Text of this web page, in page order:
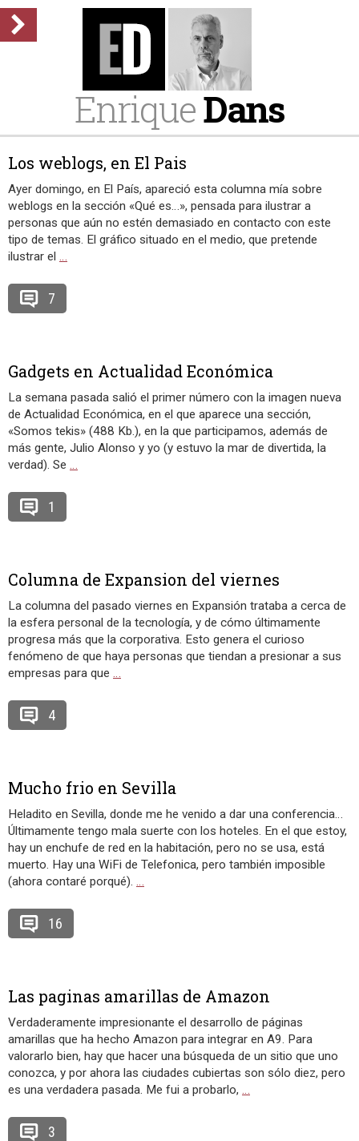
EnriqueDans
Los weblogs, en El Pais
Ayer domingo, en El País, apareció esta columna mía sobre
weblogs en la sección «Qué es…», pensada para ilustrar a
personas que aún no estén demasiado en contacto con este
tipo de temas. El gráfico situado en el medio, que pretende
ilustrar el …
7
Gadgets en Actualidad Económica
La semana pasada salió el primer número con la imagen nueva
de Actualidad Económica, en el que aparece una sección,
«Somos tekis» (488 Kb.), en la que participamos, además de
más gente, Julio Alonso y yo (y estuvo la mar de divertida, la
verdad). Se …
1
Columna de Expansion del viernes
La columna del pasado viernes en Expansión trataba a cerca de
la esfera personal de la tecnología, y de cómo últimamente
progresa más que la corporativa. Esto genera el curioso
fenómeno de que haya personas que tiendan a presionar a sus
empresas para que …
4
Mucho frio en Sevilla
Heladito en Sevilla, donde me he venido a dar una conferencia…
Últimamente tengo mala suerte con los hoteles. En el que estoy,
hay un enchufe de red en la habitación, pero no se usa, está
muerto. Hay una WiFi de Telefonica, pero también imposible
(ahora contaré porqué). …
16
Las paginas amarillas de Amazon
Verdaderamente impresionante el desarrollo de páginas
amarillas que ha hecho Amazon para integrar en A9. Para
valorarlo bien, hay que hacer una búsqueda de un sitio que uno
conozca, y por ahora las ciudades cubiertas son sólo diez, pero
es una verdadera pasada. Me fui a probarlo, …
3